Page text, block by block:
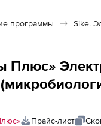
программы
Плюс»
Прайс-лист